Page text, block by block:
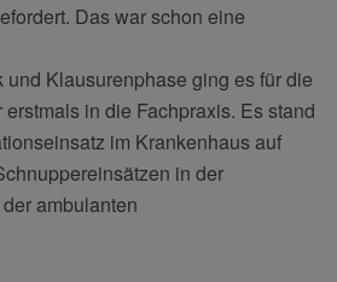
Das war schon eine
Klausurenphase ging es für die
in die Fachpraxis. Es stand
im Krankenhaus auf
in der
ambulanten